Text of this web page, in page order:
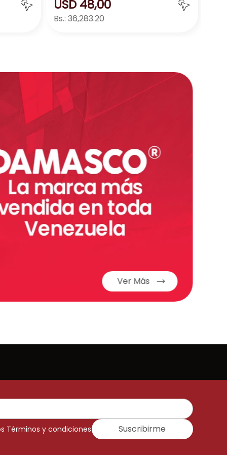
USD 48,00
Bs.: 36,283.20
Ver Más
Términos y condiciones Suscribirme